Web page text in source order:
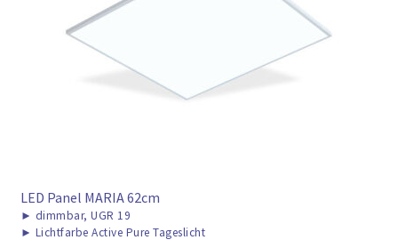
LED Panel MARIA 62cm
► dimmbar, UGR 19
► Lichtfarbe Active Pure Tageslicht